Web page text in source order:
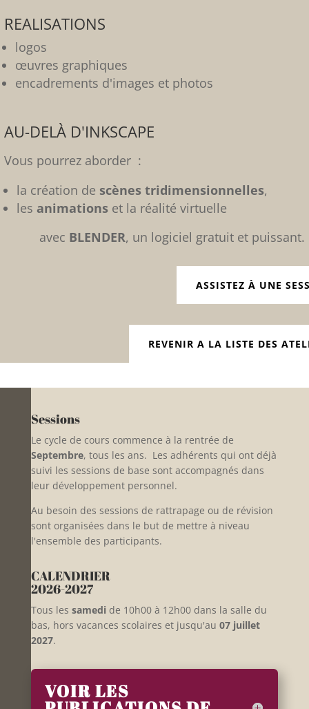
REALISATIONS
logos
œuvres graphiques
encadrements d'images et photos
AU-DELÀ D'INKSCAPE
Vous pourrez aborder :
la création de scènes tridimensionnelles,
les animations et la réalité virtuelle
avec BLENDER, un logiciel gratuit et puissant.
ASSISTEZ À UNE
REVENIR A LA LISTE DES
Sessions
Le cycle de cours commence à la rentrée de
Septembre, tous les ans. Les adhérents qui ont déjà
suivi les sessions de base sont accompagnés dans
leur développement personnel.
Au besoin des sessions de rattrapage ou de révision
sont organisées dans le but de mettre à niveau
l'ensemble des participants.
CALENDRIER
2026-2027
Tous les samedi de 10h00 à 12h00 dans la salle du
bas, hors vacances scolaires et jusqu'au 07 juillet
2027.
VOIR LES